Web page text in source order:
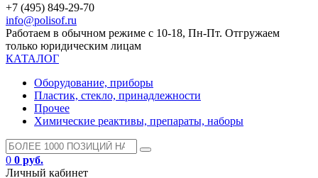
+7 (495) 849-29-70
info@polisof.ru
Работаем в обычном режиме с 10-18, Пн-Пт. Отгружаем
только юридическим лицам
КАТАЛОГ
Оборудование, приборы
Пластик, стекло, принадлежности
Прочее
Химические реактивы, препараты, наборы
0 0 руб.
Личный кабинет